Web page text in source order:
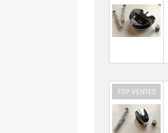
TOP VENTES